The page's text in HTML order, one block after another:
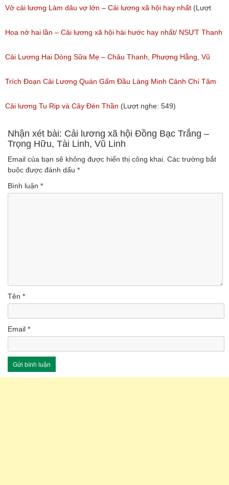
nghe: 475)
Vở cải lương Làm dâu vợ lớn – Cải lương xã hội hay nhất (Lượt
nghe: 383)
Hoa nở hai lần – Cải lương xã hội hài hước hay nhất/ NSƯT Thanh
Ngân, NSƯT Vũ Linh
(Lượt nghe: 191)
Cải Lương Hai Dòng Sữa Mẹ – Châu Thanh, Phượng Hằng, Vũ
Minh Vương, Linh Vương, Phương Hồng Thủy
(Lượt nghe: 609)
Trích Đoạn Cải Lương Quán Gấm Đầu Làng Minh Cảnh Chí Tâm
(Lượt nghe: 285)
Cải lương Tu Rip và Cây Đèn Thần (Lượt nghe: 549)
Nhận xét bài: Cải lương xã hội Đồng Bạc Trắng –
Trọng Hữu, Tài Linh, Vũ Linh
Email của bạn sẽ không được hiển thị công khai. Các trường bắt
buộc được đánh dấu *
Bình luận *
Tên *
Email *